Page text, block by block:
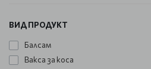
ВИД ПРОДУКТ
Балсам
Вакса за коса